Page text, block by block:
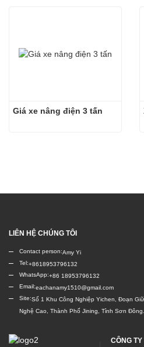
Giá xe nâng điện 3 tấn
LIÊN HỆ CHÚNG TÔI
Contact person:Amy Yi
Tel:+8618953796132
WhatsApp:+86 18953796132
Email:eachanamy1510@gmail.com
Site:Số 1 Khu Công Nghiệp Yichen, Đoạn
Nghệ Cao, Thành Phố Jining, Tỉnh Sơn Đông.
CÔNG